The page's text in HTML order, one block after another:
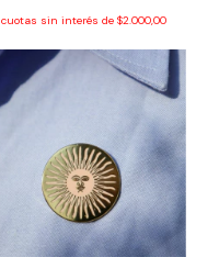
cuotas sin interés de $2.000,00